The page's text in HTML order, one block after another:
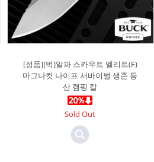
[정품][벅]알파 스카우트 엘리트(F)
마그나컷 나이프 서바이벌 생존 등
산 캠핑 칼
Sold Out